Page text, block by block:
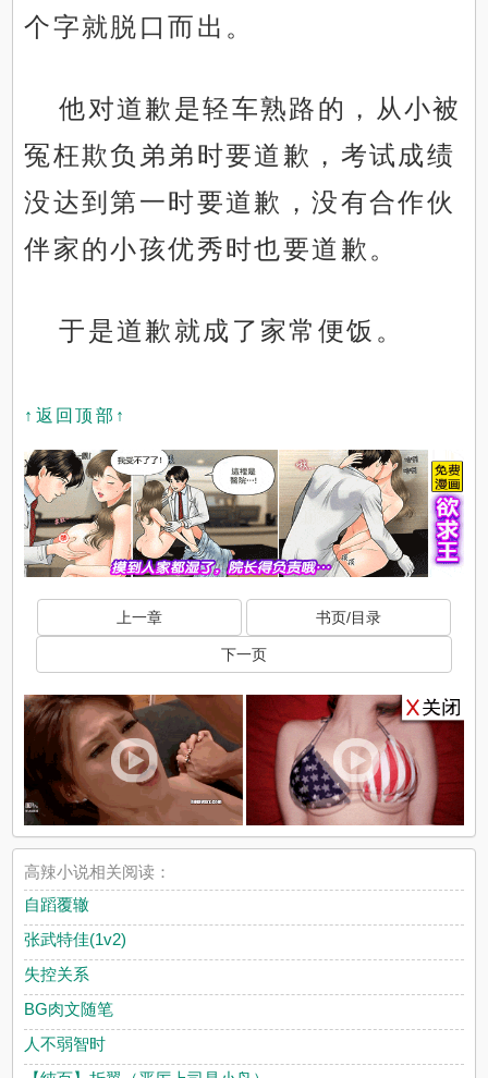
个字就脱口而出。
他对道歉是轻车熟路的，从小被
冤枉欺负弟弟时要道歉，考试成绩
没达到第一时要道歉，没有合作伙
伴家的小孩优秀时也要道歉。
于是道歉就成了家常便饭。
↑返回顶部↑
x
上一章 书页/目录
下一页
x
高辣小说相关阅读：
自蹈覆辙
张武特佳(1v2)
失控关系
BG肉文随笔
人不弱智时